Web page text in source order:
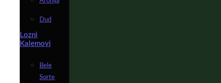
Dud
Lozni
Kalemovi
Bele
Sorte